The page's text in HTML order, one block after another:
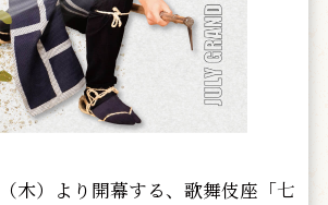
木）より開幕する、歌舞伎座「七